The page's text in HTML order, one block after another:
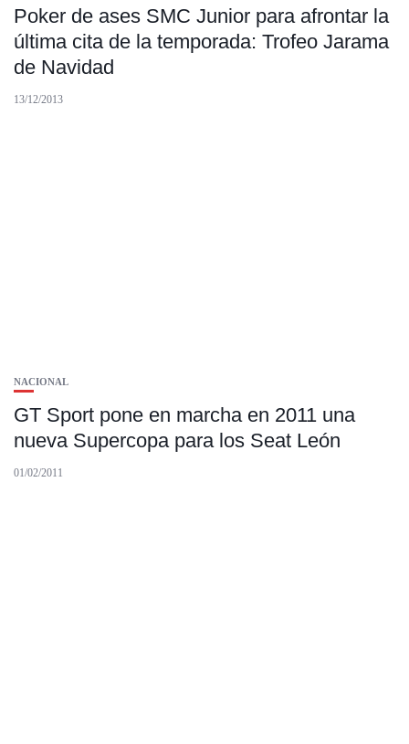
Poker de ases SMC Junior para afrontar la
última cita de la temporada: Trofeo Jarama
de Navidad
13/12/2013
NACIONAL
GT Sport pone en marcha en 2011 una
nueva Supercopa para los Seat León
01/02/2011